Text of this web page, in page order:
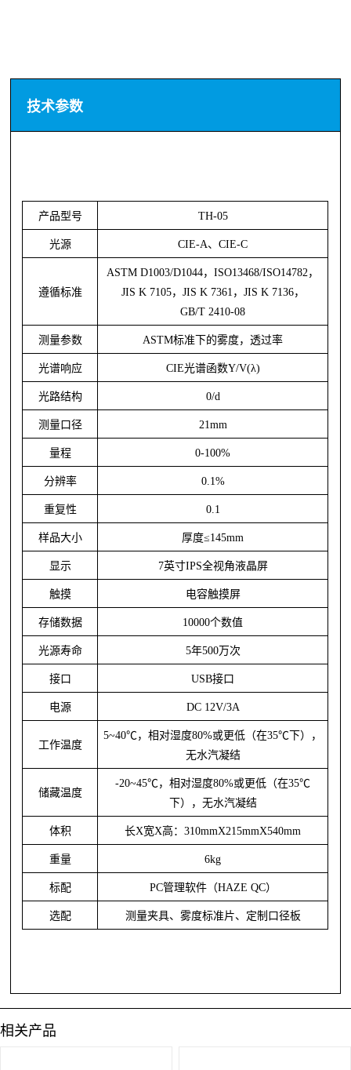
技术参数
产品型号 TH-05
光源 CIE-A、CIE-C
遵循标准
ASTM D1003/D1044，ISO13468/ISO14782，
JIS K 7105，JIS K 7361，JIS K 7136，
GB/T 2410-08
测量参数 ASTM标准下的雾度，透过率
光谱响应 CIE光谱函数Y/V(λ)
光路结构 0/d
测量口径 21mm
量程 0-100%
分辨率 0.1%
重复性 0.1
样品大小 厚度≤145mm
显示 7英寸IPS全视角液晶屏
触摸 电容触摸屏
存储数据 10000个数值
光源寿命 5年500万次
接口 USB接口
电源 DC 12V/3A
工作温度
5~40℃，相对湿度80%或更低（在35℃下），
无水汽凝结
储藏温度
-20~45℃，相对湿度80%或更低（在35℃
下），无水汽凝结
体积 长X宽X高：310mmX215mmX540mm
重量 6kg
标配 PC管理软件（HAZE QC）
选配 测量夹具、雾度标准片、定制口径板
相关产品